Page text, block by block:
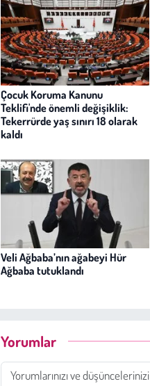
Çocuk Koruma Kanunu
Teklifi'nde önemli değişiklik:
Tekerrürde yaş sınırı 18 olarak
kaldı
Veli Ağbaba’nın ağabeyi Hür
Ağbaba tutuklandı
Yorumlar